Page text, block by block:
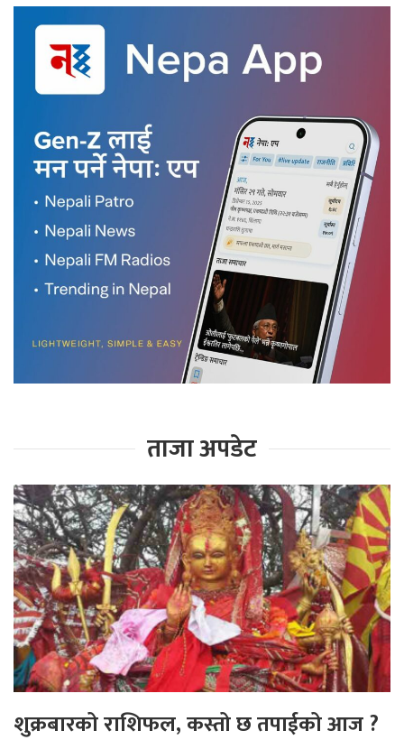
ताजा अपडेट
शुक्रबारको राशिफल, कस्तो छ तपाईको आज ?